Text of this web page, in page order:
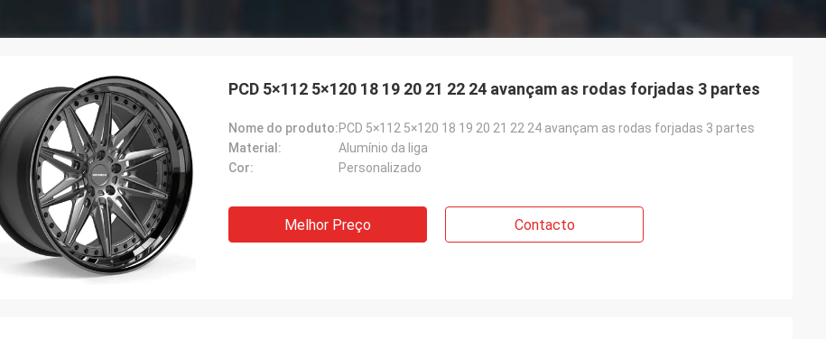
PCD 5×112 5×120 18 19 20 21 22 24 avançam as rodas forjadas 3 partes
Nome do produto:PCD 5×112 5×120 18 19 20 21 22 24 avançam as rodas forjadas 3 partes
Material:
Alumínio da liga
Cor:
Personalizado
Melhor Preço Contacto